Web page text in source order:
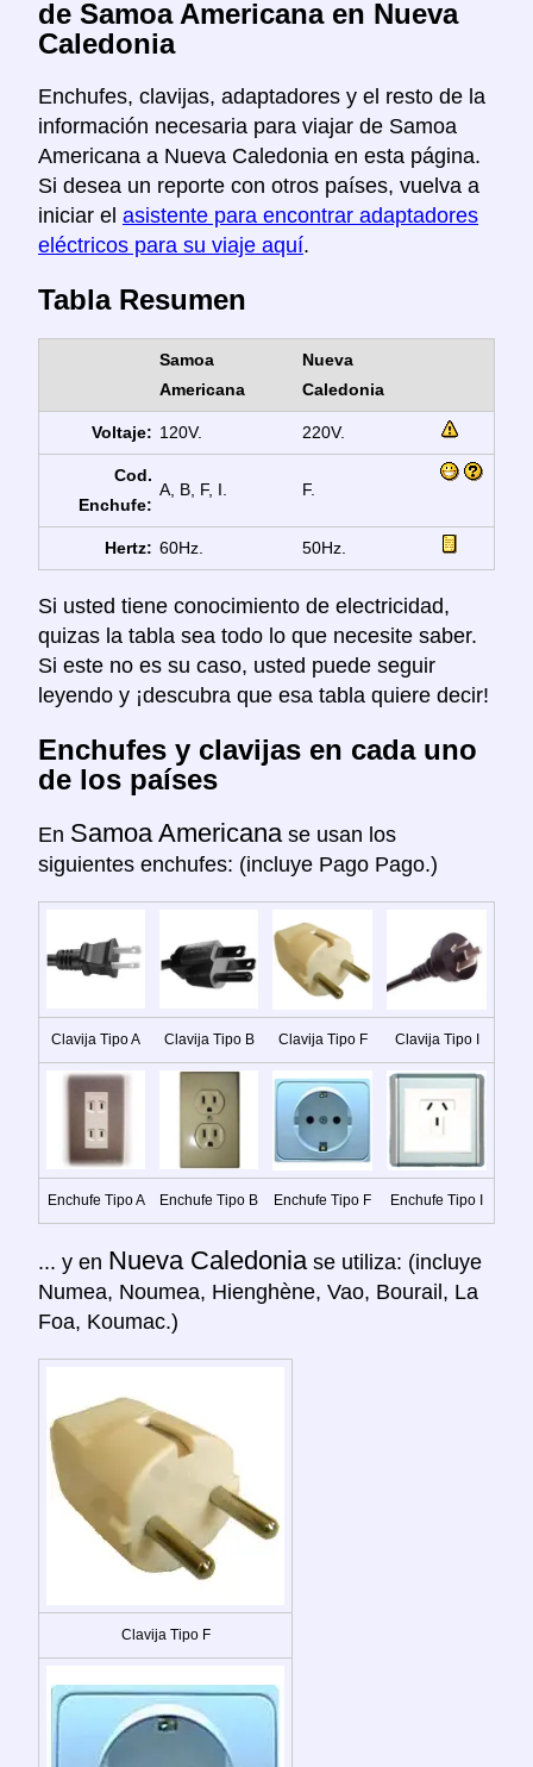
de Samoa Americana en Nueva
Caledonia
Enchufes, clavijas, adaptadores y el resto de la
información necesaria para viajar de Samoa
Americana a Nueva Caledonia en esta página.
Si desea un reporte con otros países, vuelva a
iniciar el asistente para encontrar adaptadores
eléctricos para su viaje aquí.
Tabla Resumen
Samoa
Americana
Nueva
Caledonia
Voltaje: 120V. 220V.
Cod.
Enchufe:
A, B, F, I. F.
Hertz: 60Hz. 50Hz.
Si usted tiene conocimiento de electricidad,
quizas la tabla sea todo lo que necesite saber.
Si este no es su caso, usted puede seguir
leyendo y ¡descubra que esa tabla quiere decir!
Enchufes y clavijas en cada uno
de los países
En Samoa Americana se usan los
siguientes enchufes: (incluye Pago Pago.)
Clavija Tipo A Clavija Tipo B Clavija Tipo F Clavija Tipo I
Enchufe Tipo A Enchufe Tipo B Enchufe Tipo F Enchufe Tipo I
... y en Nueva Caledonia se utiliza: (incluye
Numea, Noumea, Hienghène, Vao, Bourail, La
Foa, Koumac.)
Clavija Tipo F